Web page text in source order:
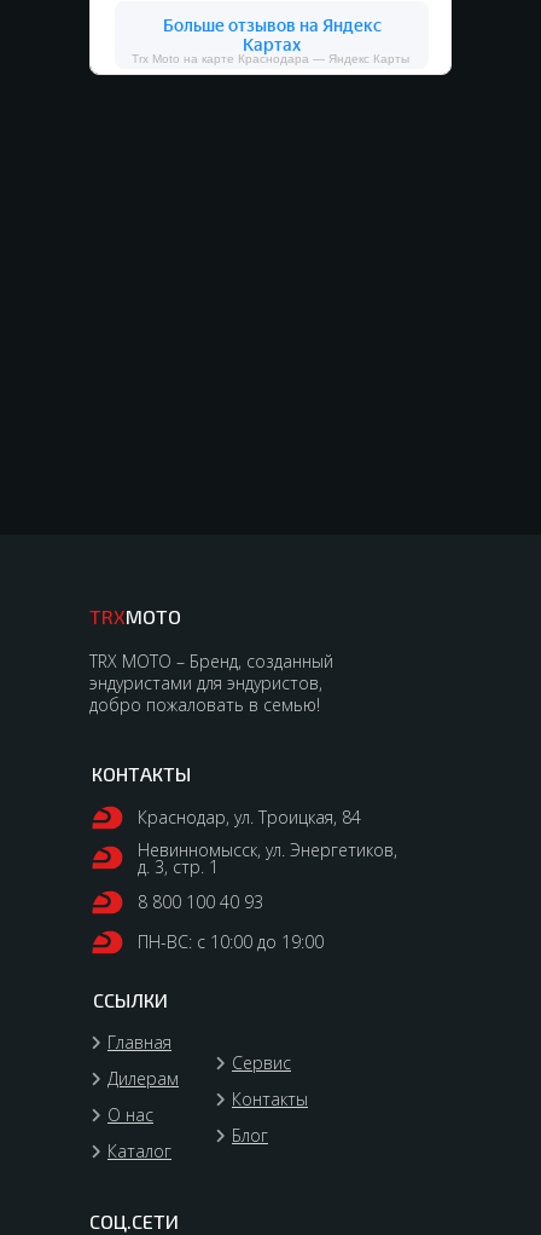
Trx Moto на карте Краснодара — Яндекс Карты
Краснодар, ул. Троицкая, 84
Невинномысск, ул. Энергетиков,
д. 3, стр. 1
8 800 100 40 93
ПН-ВС: с 10:00 до 19:00
КОНТАКТЫ
TRXMOTO
Главная
Дилерам
О нас
Блог
Контакты
Сервис
Каталог
ССЫЛКИ
СОЦ.СЕТИ
TRX MOTO – Бренд, созданный
эндуристами для эндуристов,
добро пожаловать в семью!